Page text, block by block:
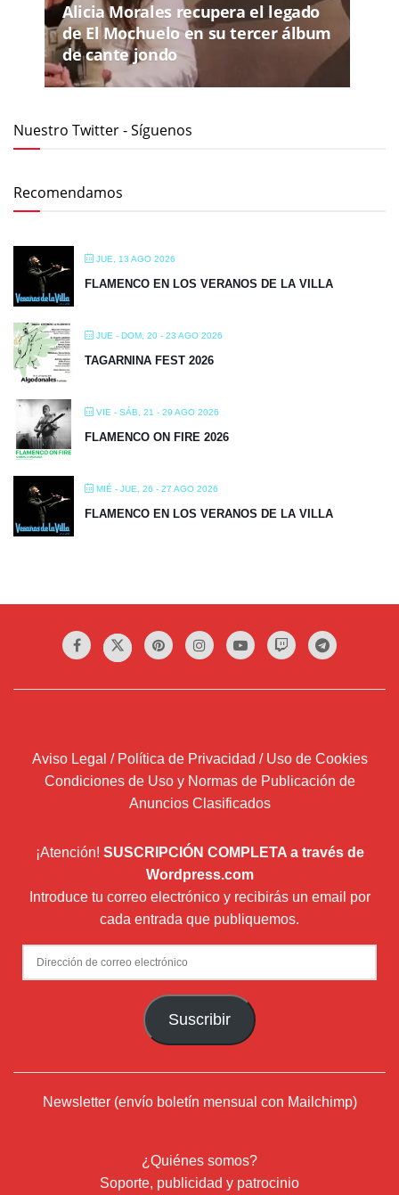
Alicia Morales recupera el legado
de El Mochuelo en su tercer álbum
de cante jondo
Nuestro Twitter - Síguenos
Recomendamos
JUE, 13 AGO 2026
FLAMENCO EN LOS VERANOS DE LA VILLA
JUE - DOM, 20 - 23 AGO 2026
TAGARNINA FEST 2026
VIE - SÁB, 21 - 29 AGO 2026
FLAMENCO ON FIRE 2026
MIÉ - JUE, 26 - 27 AGO 2026
FLAMENCO EN LOS VERANOS DE LA VILLA
Aviso Legal / Política de Privacidad / Uso de Cookies
Condiciones de Uso y Normas de Publicación de
Anuncios Clasificados
¡Atención! SUSCRIPCIÓN COMPLETA a través de
Wordpress.com
Introduce tu correo electrónico y recibirás un email por
cada entrada que publiquemos.
Dirección
de
Suscribir
Newsletter (envío boletín mensual con Mailchimp)
¿Quiénes somos?
Soporte, publicidad y patrocinio